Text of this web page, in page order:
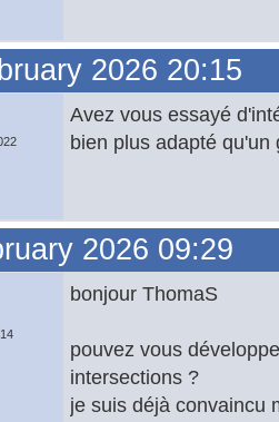
2026 20:15
Avez vous essayé
bien plus adapté qu'un
2026 09:29
bonjour ThomaS
pouvez vous
intersections ?
je suis déjà convaincu